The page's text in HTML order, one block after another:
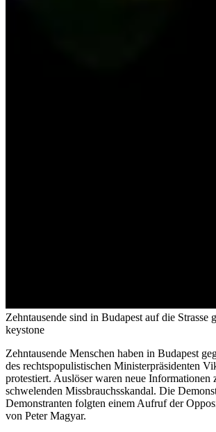
Zehntausende sind in Budapest auf die Strasse
keystone
Zehntausende Menschen haben in Budapest
des rechtspopulistischen Ministerpräsidenten
protestiert. Auslöser waren neue Informationen
schwelenden Missbrauchsskandal. Die
Demonstranten folgten einem Aufruf der
von Peter Magyar.